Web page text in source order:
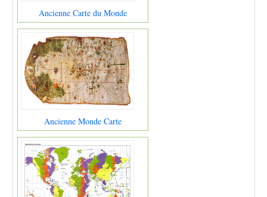
Ancienne Carte du Monde
Ancienne Monde Carte